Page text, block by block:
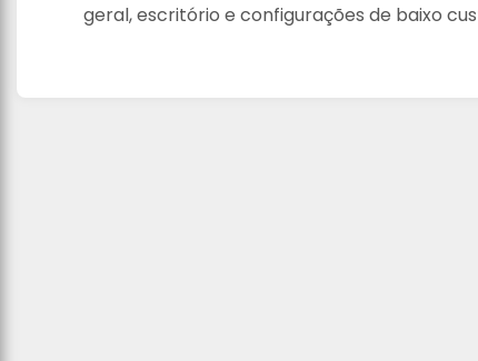
geral, escritório e configurações de baixo